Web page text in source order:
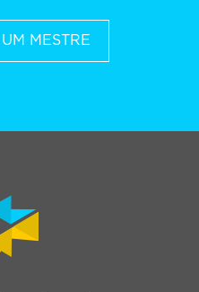
MESTRE